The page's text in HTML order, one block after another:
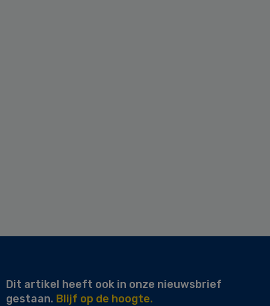
Dit artikel heeft ook in onze nieuwsbrief
gestaan. Blijf op de hoogte.